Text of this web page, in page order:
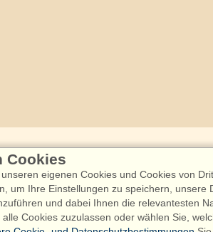
Facebook
Admiral Strand
Cookies
eigenen Cookies und Cookies von
um Ihre Einstellungen zu speichern,
und dabei Ihnen die relevantesten
Cookies zuzulassen oder wählen Sie,